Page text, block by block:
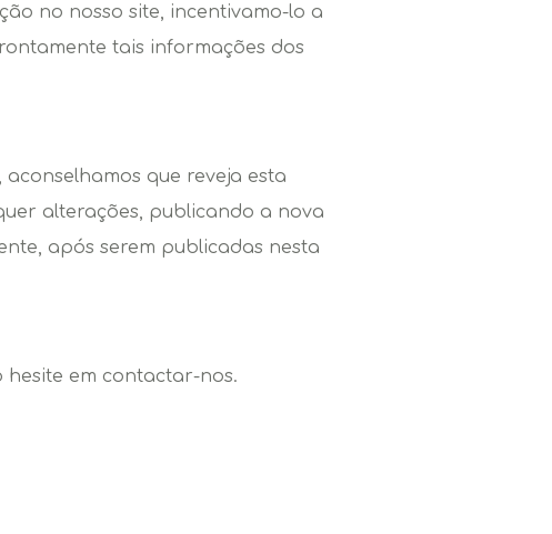
no nosso site, incentivamo-lo a
tais informações dos
que reveja esta
alterações, publicando a nova
após serem publicadas nesta
hesite em contactar-nos.